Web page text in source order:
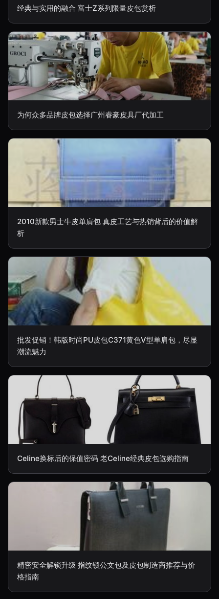
经典与实用的融合 富士Z系列限量皮包赏析
为何众多品牌皮包选择广州睿豪皮具厂代加工
2010新款男士牛皮单肩包 真皮工艺与热销背后的价值解
析
批发促销！韩版时尚PU皮包C371黄色V型单肩包，尽显
潮流魅力
Celine换标后的保值密码 老Celine经典皮包选购指南
精密安全解锁升级 指纹锁公文包及皮包制造商推荐与价
格指南